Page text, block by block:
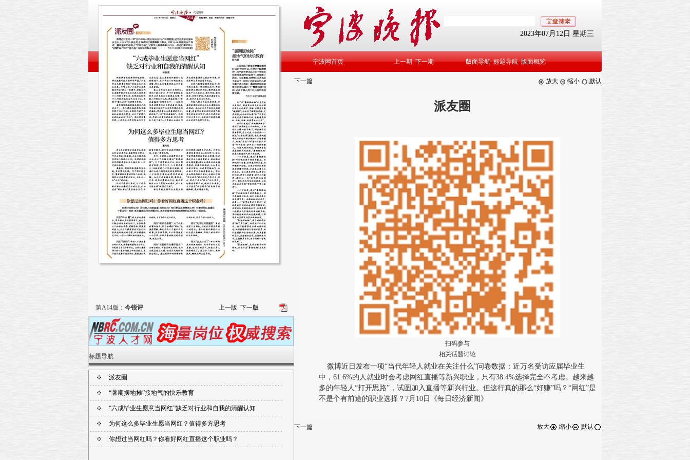
第A14版： 今锐评 上一版 下一版
标题导航
派友圈
“暑期摆地摊”接地气的快乐教育
“六成毕业生愿意当网红”缺乏对行业和自我的清醒认知
为何这么多毕业生愿当网红？值得多方思考
你想过当网红吗？你看好网红直播这个职业吗？
2023年07月12日 星期三
宁波网首页 上一期 下一期 版面导航 标题导航 版面概览
下一篇 放大 缩小 默认
派友圈
扫码参与
相关话题讨论
微博近日发布一项“当代年轻人就业在关注什么”问卷数据：近万名受访应届毕业生
中，61.6%的人就业时会考虑网红直播等新兴职业，只有38.4%选择完全不考虑。越来越
多的年轻人“打开思路”，试图加入直播等新兴行业。但这行真的那么“好赚”吗？“网红”是
不是个有前途的职业选择？7月10日《每日经济新闻》
下一篇 放大 缩小 默认